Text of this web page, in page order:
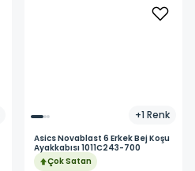
+1 Renk
AsicsNovablast 6 Erkek Bej Koşu
Ayakkabısı 1011C243-700
Çok Satan